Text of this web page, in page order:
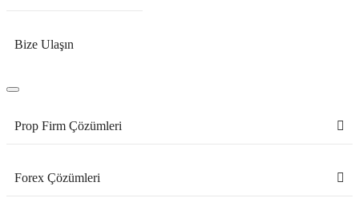
Bize Ulaşın
Prop Firm Çözümleri
Forex Çözümleri